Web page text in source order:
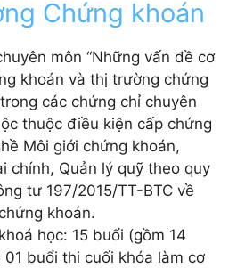
Chứng khoán
môn “Những vấn đề cơ
khoán và thị trường chứng
các chứng chỉ chuyên
thuộc điều kiện cấp chứng
Môi giới chứng khoán,
chính, Quản lý quỹ theo quy
tư 197/2015/TT-BTC về
khoán.
học: 15 buổi (gồm 14
01 buổi thi cuối khóa làm cơ